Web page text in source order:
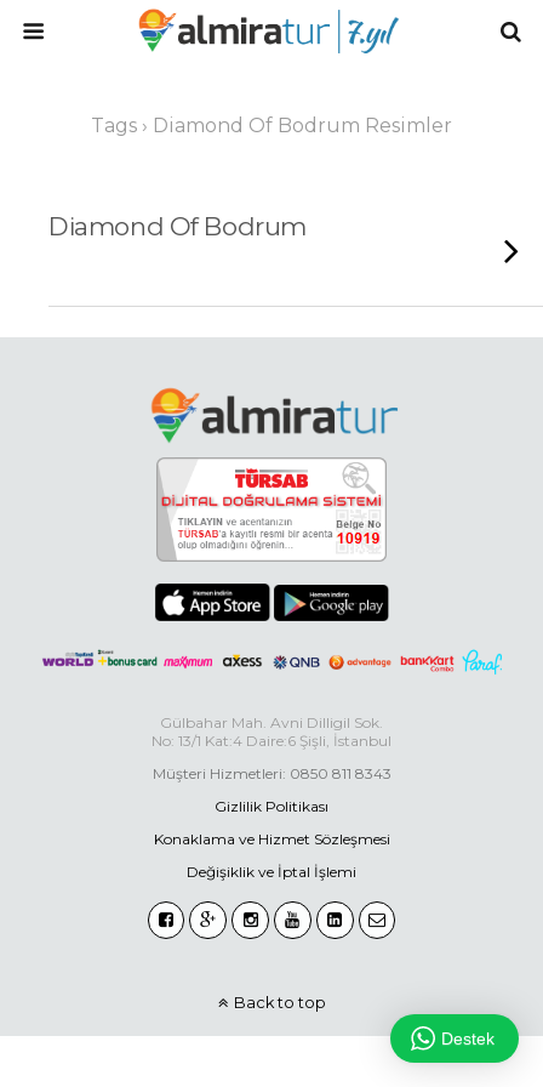
Tags › Diamond Of Bodrum Resimler
Diamond Of Bodrum
Gülbahar Mah. Avni Dilligil Sok.
No: 13/1 Kat:4 Daire:6 Şişli, İstanbul
Müşteri Hizmetleri: 0850 811 8343
Gizlilik Politikası
Konaklama ve Hizmet Sözleşmesi
Değişiklik ve İptal İşlemi
Back to top
Destek